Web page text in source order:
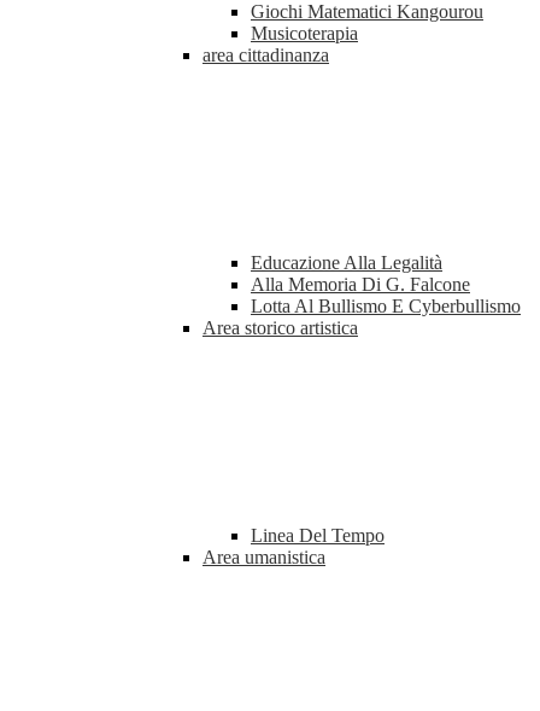
Giochi Matematici Kangourou
Musicoterapia
area cittadinanza
Educazione Alla Legalità
Alla Memoria Di G. Falcone
Lotta Al Bullismo E Cyberbullismo
Area storico artistica
Linea Del Tempo
Area umanistica